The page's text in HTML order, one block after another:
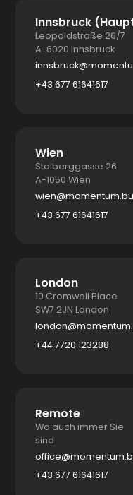
Innsbruck
Leopoldstraße 26/7
A-6020 Innsbruck
+43 677 61641617
Wien
Stolberggasse 26
A-1050 Wien
+43 677 61641617
London
10 Cromwell Place
SW7 2JN London
+44 7720 123288
Remote
Wo auch immer Sie
sind
+43 677 61641617